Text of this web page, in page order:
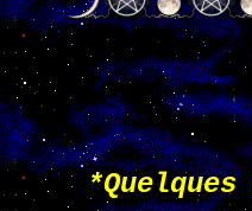
*Quelques